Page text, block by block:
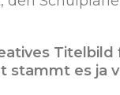
Titelbild
stammt es ja